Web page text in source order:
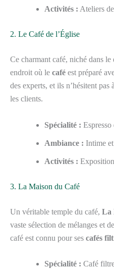
Activités : Ateliers
2. Le Café de l’Église
Ce charmant café, niché dans
endroit où le café est préparé
des experts, et ils n’hésitent pas
les clients.
Spécialité :
Ambiance : Intime
Activités :
3. La Maison du Café
Un véritable temple du café, La
vaste sélection de mélanges et de
café est connu pour ses cafés
Spécialité : Café